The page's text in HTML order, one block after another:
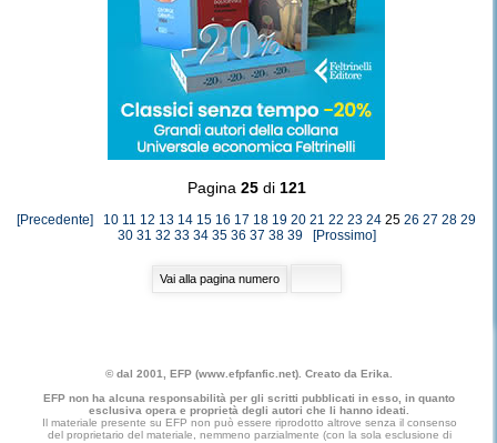
Pagina 25di 121
[Precedente] 10 11 12 13 14 15 16 17 18 19 20 21 22 23 24 2526 27 28 29
30 31 32 33 34 35 36 37 38 39 [Prossimo]
© dal 2001, EFP (www.efpfanfic.net). Creato da Erika.
EFP non ha alcuna responsabilità per gli scritti pubblicati in esso, in quanto
esclusiva opera e proprietà degli autori che li hanno ideati.
Il materiale presente su EFP non può essere riprodotto altrove senza il consenso
del proprietario del materiale, nemmeno parzialmente (con la sola esclusione di